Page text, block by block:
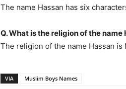
The name Hassan has six
Q. What is the religion of the name
The religion of the name Hassan is
VIA Muslim Boys Names